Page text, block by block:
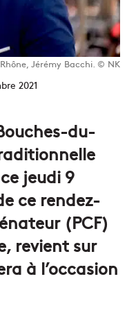
Jérémy Bacchi. © NK
2021
du-
jeudi 9
ce rendez-
(PCF)
revient sur
à l’occasion